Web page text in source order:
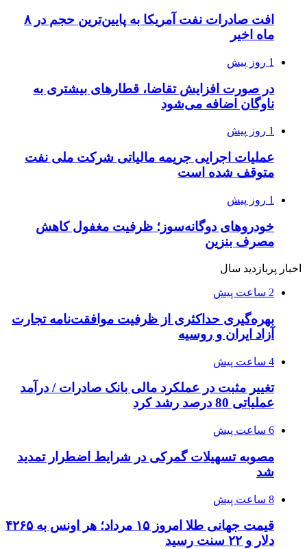
افت صادرات نفت آمریکا به پایین‌ترین حجم در ۸
ماه اخیر
1 روز پیش
در صورت افزایش تقاضا، قطارهای بیشتری به
ناوگان اضافه می‌شود
1 روز پیش
عملیات اجرایی جریمه مالیاتی شرکت ملی نفت
متوقف شده است
1 روز پیش
خودروهای دوگانه‌سوز؛ ظرفیت مغفول کاهش
مصرف بنزین
اخبار پربازدید سال
2 ساعت پیش
بهره‌گیری حداکثری از ظرفیت موافقت‌نامه تجارت
آزاد ایران و روسیه
4 ساعت پیش
تغییر مثبت در عملکرد مالی بانک صادرات / درآمد
عملیاتی 80 درصد رشد کرد
6 ساعت پیش
مصوبه تسهیلات گمرکی در شرایط اضطرار تمدید
شد
8 ساعت پیش
قیمت جهانی طلا امروز ۱۵ مرداد؛ هر اونس به ۴۲۶۵
دلار و ۲۲ سنت رسید